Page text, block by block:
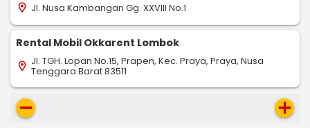
location_on Jl. Nusa Kambangan Gg. XXVIII No.1
Rental Mobil Okkarent Lombok
location_on Jl. TGH. Lopan No.15, Prapen, Kec. Praya, Praya, Nusa
Tenggara Barat 83511
remove add